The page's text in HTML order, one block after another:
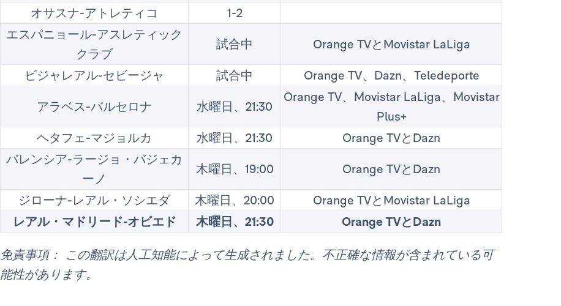
オサスナ-アトレティコ
1-2
エスパニョール-アスレティック
クラブ
試合中 Orange TVとMovistar LaLiga
ビジャレアル-セビージャ 試合中 Orange TV、Dazn、Teledeporte
アラベス-バルセロナ 水曜日、21:30
Orange TV、Movistar LaLiga、Movistar
Plus+
ヘタフェ-マジョルカ
水曜日、21:30
Orange TVとDazn
バレンシア-ラージョ・バジェカ
ーノ
木曜日、19:00 Orange TVとDazn
ジローナ-レアル・ソシエダ 木曜日、20:00
Orange TVとMovistar LaLiga
レアル・マドリード-オビエド
木曜日、21:30 Orange TVとDazn
免責事項： この翻訳は人工知能によって生成されました。不正確な情報が含まれている可
能性があります。